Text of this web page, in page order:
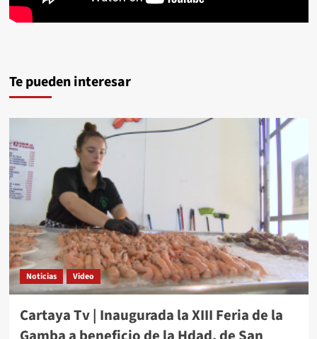
Te pueden interesar
Noticias Video
Cartaya Tv | Inaugurada la XIII Feria de la